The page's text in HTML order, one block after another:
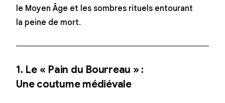
le Moyen Âge et les sombres rituels entourant
la peine de mort.
1. Le « Pain du Bourreau » :
Une coutume médiévale